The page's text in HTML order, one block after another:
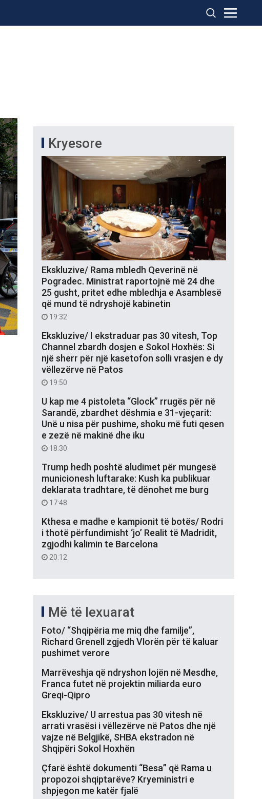
Kryesore
Ekskluzive/ Rama mbledh Qeverinë në
Pogradec. Ministrat raportojnë më 24 dhe
25 gusht, pritet edhe mbledhja e Asamblesë
që mund të ndryshojë kabinetin
19:32
Ekskluzive/ I ekstraduar pas 30 vitesh, Top
Channel zbardh dosjen e Sokol Hoxhës: Si
një sherr për një kasetofon solli vrasjen e dy
vëllezërve në Patos
19:50
U kap me 4 pistoleta “Glock” rrugës për në
Sarandë, zbardhet dëshmia e 31-vjeçarit:
Unë u nisa për pushime, shoku më futi qesen
e zezë në makinë dhe iku
18:30
Trump hedh poshtë aludimet për mungesë
municionesh luftarake: Kush ka publikuar
deklarata tradhtare, të dënohet me burg
17:48
Kthesa e madhe e kampionit të botës/ Rodri
i thotë përfundimisht ‘jo’ Realit të Madridit,
zgjodhi kalimin te Barcelona
20:12
Më të lexuarat
Foto/ “Shqipëria me miq dhe familje”,
Richard Grenell zgjedh Vlorën për të kaluar
pushimet verore
Marrëveshja që ndryshon lojën në Mesdhe,
Franca futet në projektin miliarda euro
Greqi-Qipro
Ekskluzive/ U arrestua pas 30 vitesh në
arrati vrasësi i vëllezërve në Patos dhe një
vajze në Belgjikë, SHBA ekstradon në
Shqipëri Sokol Hoxhën
Çfarë është dokumenti “Besa” që Rama u
propozoi shqiptarëve? Kryeministri e
shpjegon me katër fjalë